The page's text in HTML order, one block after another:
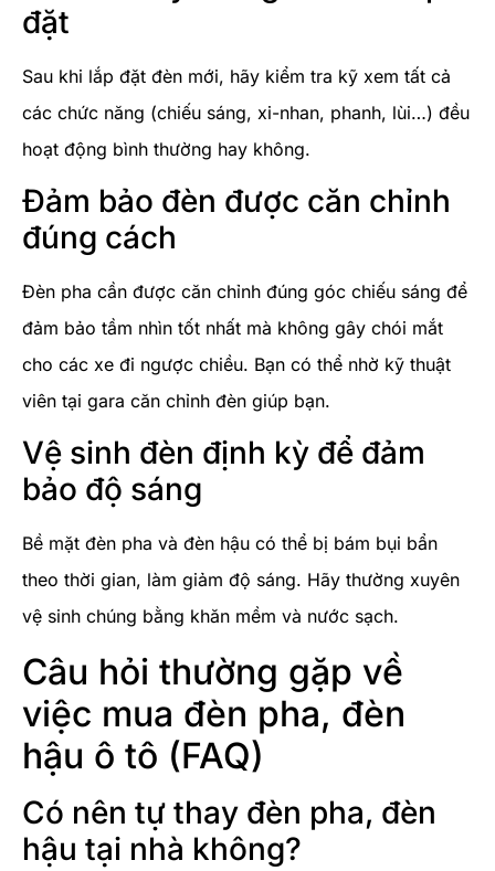
đặt
Sau khi lắp đặt đèn mới, hãy kiểm tra kỹ xem tất cả
các chức năng (chiếu sáng, xi-nhan, phanh, lùi…) đều
hoạt động bình thường hay không.
Đảm bảo đèn được căn chỉnh
đúng cách
Đèn pha cần được căn chỉnh đúng góc chiếu sáng để
đảm bảo tầm nhìn tốt nhất mà không gây chói mắt
cho các xe đi ngược chiều. Bạn có thể nhờ kỹ thuật
viên tại gara căn chỉnh đèn giúp bạn.
Vệ sinh đèn định kỳ để đảm
bảo độ sáng
Bề mặt đèn pha và đèn hậu có thể bị bám bụi bẩn
theo thời gian, làm giảm độ sáng. Hãy thường xuyên
vệ sinh chúng bằng khăn mềm và nước sạch.
Câu hỏi thường gặp về
việc mua đèn pha, đèn
hậu ô tô (FAQ)
Có nên tự thay đèn pha, đèn
hậu tại nhà không?